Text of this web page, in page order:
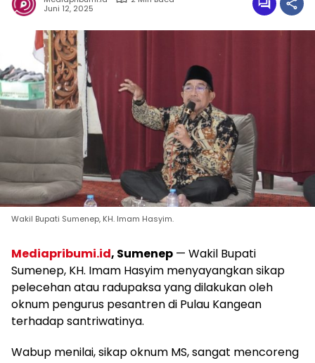
Juni 12, 2025
Wakil Bupati Sumenep, KH. Imam Hasyim.
Mediapribumi.id, Sumenep — Wakil Bupati
Sumenep, KH. Imam Hasyim menyayangkan sikap
pelecehan atau radupaksa yang dilakukan oleh
oknum pengurus pesantren di Pulau Kangean
terhadap santriwatinya.
Wabup menilai, sikap oknum MS, sangat mencoreng